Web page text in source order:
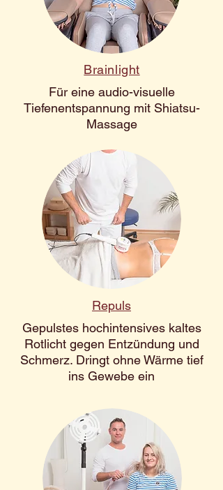
Brainlight
Für eine audio-visuelle
Tiefenentspannung mit Shiatsu-
Massage
Repuls
Gepulstes hochintensives kaltes
Rotlicht gegen Entzündung und
Schmerz. Dringt ohne Wärme tief
ins Gewebe ein